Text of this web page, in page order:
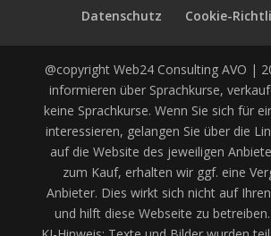
Datenschutz
Cookie-
@copyright Web24 Consulting AVO |
informieren über Sprachkurse,
keine Sprachkurse. Wenn Sie sich für
interessieren, gelangen Sie über die
auf die Website des jeweiligen
zum Kauf, erhalten wir ggf. eine
Anbieter. Dies wirkt sich nicht auf
und hilft diese Webseite zu